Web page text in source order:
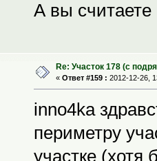
А вы считаете
Re: Участок 178 (с
« Ответ #159 : 2012-12-26,
inno4ka
периметру
участке